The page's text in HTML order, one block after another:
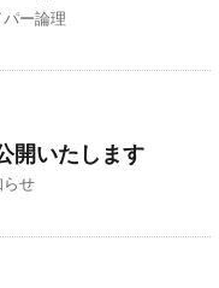
パー論理
開いたします
らせ